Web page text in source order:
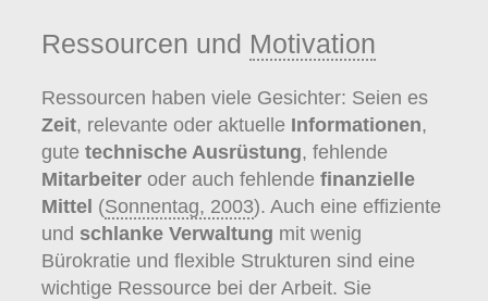
Ressourcen und Motivation
Ressourcen haben viele Gesichter: Seien es
Zeit, relevante oder aktuelle Informationen,
gute technische Ausrüstung, fehlende
Mitarbeiter oder auch fehlende finanzielle
Mittel (Sonnentag, 2003). Auch eine effiziente
und schlanke Verwaltung mit wenig
Bürokratie und flexible Strukturen sind eine
wichtige Ressource bei der Arbeit. Sie